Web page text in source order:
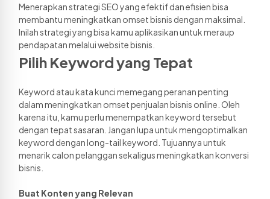
Menerapkan strategi SEO yang efektif dan efisien bisa
membantu meningkatkan omset bisnis dengan maksimal.
Inilah strategi yang bisa kamu aplikasikan untuk meraup
pendapatan melalui website bisnis.
Pilih Keyword yang Tepat
Keyword atau kata kunci memegang peranan penting
dalam meningkatkan omset penjualan bisnis online. Oleh
karena itu, kamu perlu menempatkan keyword tersebut
dengan tepat sasaran. Jangan lupa untuk mengoptimalkan
keyword dengan long-tail keyword. Tujuannya untuk
menarik calon pelanggan sekaligus meningkatkan konversi
bisnis.
Buat Konten yang Relevan